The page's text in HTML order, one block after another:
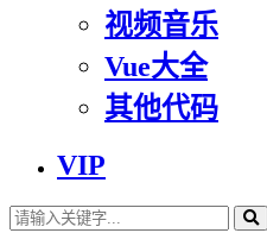
视频音乐
Vue大全
其他代码
VIP